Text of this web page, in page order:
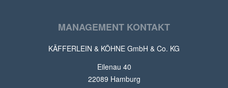
MANAGEMENT KONTAKT
KÄFFERLEIN & KÖHNE GmbH & Co. KG
Eilenau 40
22089 Hamburg